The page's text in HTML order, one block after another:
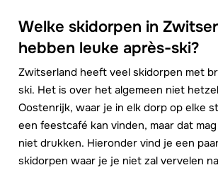
Welke skidorpen in
hebben leuke après-ski?
Zwitserland heeft veel skidorpen met
ski. Het is over het algemeen niet
Oostenrijk, waar je in elk dorp op elke
een feestcafé kan vinden, maar dat
niet drukken. Hieronder vind je een
skidorpen waar je je niet zal vervelen